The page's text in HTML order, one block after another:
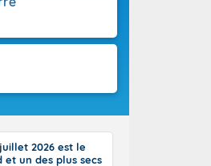
2026 est le
et un des plus secs